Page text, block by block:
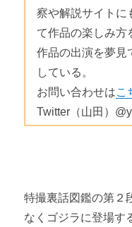
察や解説サイトに
て作品の楽しみ方
作品の出演を夢見
している。
お問い合わせはこ
Twitter（山田）
特撮裏話図鑑の第２
なくゴジラに登場す